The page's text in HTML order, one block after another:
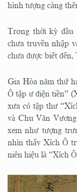
hình tượng càng
Trong thời kỳ đầu
chưa truyền nhập
chưa được biết
Gia Hòa năm thứ
Ô tập ư điện tiền”
xưa có tập thư
và Chu Văn
xem như tượng
nhìn thấy Xích Ô
niên hiệu là “Xích